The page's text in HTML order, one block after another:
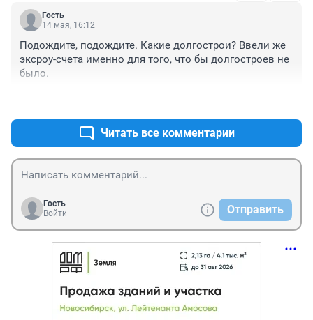
Гость
14 мая, 16:12
Подождите, подождите. Какие долгострои? Ввели же
эксроу-счета именно для того, что бы долгостроев не
было.
Читать все комментарии
Гость
Войти
Отправить